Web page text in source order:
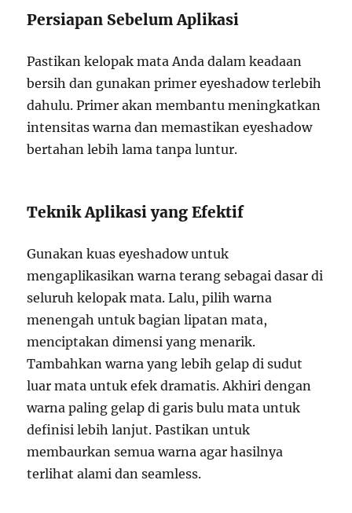
Persiapan Sebelum Aplikasi
Pastikan kelopak mata Anda dalam keadaan
bersih dan gunakan primer eyeshadow terlebih
dahulu. Primer akan membantu meningkatkan
intensitas warna dan memastikan eyeshadow
bertahan lebih lama tanpa luntur.
Teknik Aplikasi yang Efektif
Gunakan kuas eyeshadow untuk
mengaplikasikan warna terang sebagai dasar di
seluruh kelopak mata. Lalu, pilih warna
menengah untuk bagian lipatan mata,
menciptakan dimensi yang menarik.
Tambahkan warna yang lebih gelap di sudut
luar mata untuk efek dramatis. Akhiri dengan
warna paling gelap di garis bulu mata untuk
definisi lebih lanjut. Pastikan untuk
membaurkan semua warna agar hasilnya
terlihat alami dan seamless.